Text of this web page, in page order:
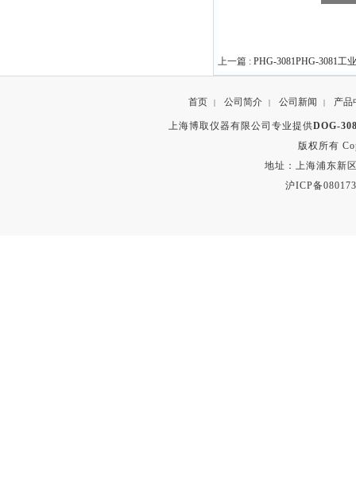
上一篇 : PHG-3081PHG-3081工
首页 公司简介 公司新闻 产品
上海博取仪器有限公司专业提供DOG-
版权所有
地址：上海浦东新
沪ICP备